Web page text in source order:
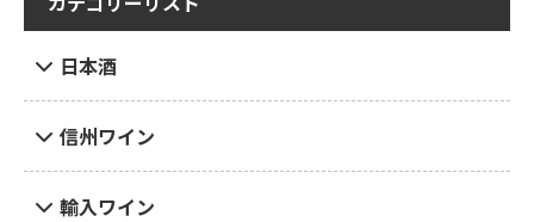
日本酒
信州ワイン
輸入ワイン